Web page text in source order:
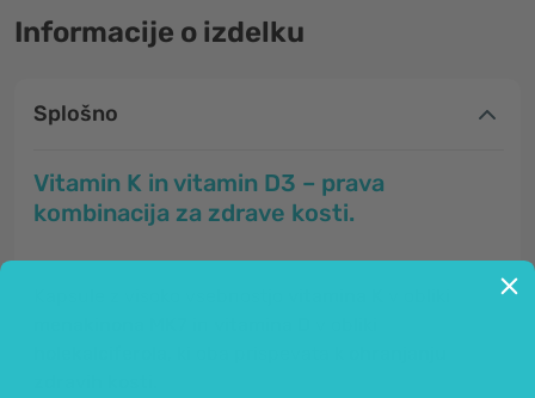
Informacije o izdelku
Splošno
Vitamin K in vitamin D3 – prava
kombinacija za zdrave kosti.